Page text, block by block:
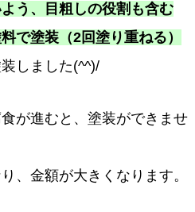
う、目粗しの役割も含む
で塗装（2回塗り重ねる）
しました(^^)/
が進むと、塗装ができませ
、金額が大きくなります。